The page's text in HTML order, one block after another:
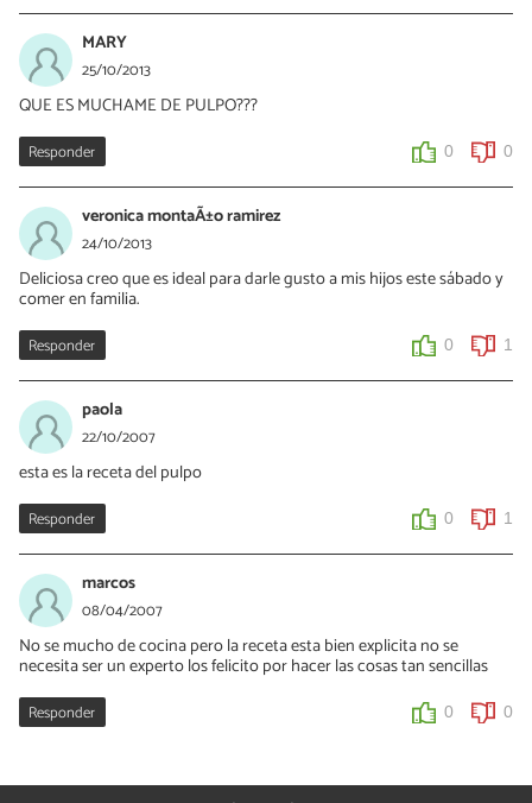
MARY
25/10/2013
QUE ES MUCHAME DE PULPO???
Responder 0 0
veronica montaÃ±o ramirez
24/10/2013
Deliciosa creo que es ideal para darle gusto a mis hijos este sábado y
comer en familia.
Responder 0 1
paola
22/10/2007
esta es la receta del pulpo
Responder 0 1
marcos
08/04/2007
No se mucho de cocina pero la receta esta bien explicita no se
necesita ser un experto los felicito por hacer las cosas tan sencillas
Responder 0 0